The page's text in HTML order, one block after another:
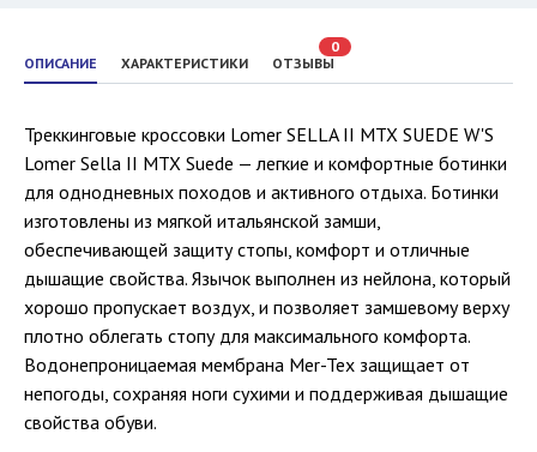
ОПИСАНИЕ ХАРАКТЕРИСТИКИ ОТЗЫВЫ
0
Треккинговые кроссовки Lomer SELLA II MTX SUEDE W'S
Lomer Sella II MTX Suede — легкие и комфортные ботинки
для однодневных походов и активного отдыха. Ботинки
изготовлены из мягкой итальянской замши,
обеспечивающей защиту стопы, комфорт и отличные
дышащие свойства. Язычок выполнен из нейлона, который
хорошо пропускает воздух, и позволяет замшевому верху
плотно облегать стопу для максимального комфорта.
Водонепроницаемая мембрана Mer-Tex защищает от
непогоды, сохраняя ноги сухими и поддерживая дышащие
свойства обуви.